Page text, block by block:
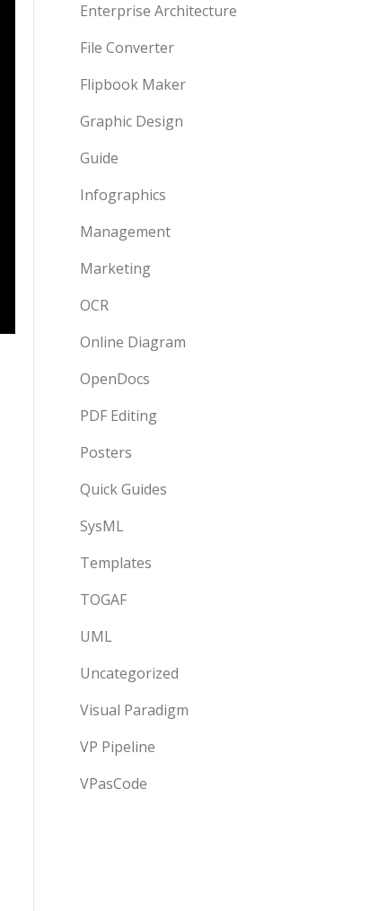
Enterprise Architecture
File Converter
Flipbook Maker
Graphic Design
Guide
Infographics
Management
Marketing
OCR
Online Diagram
OpenDocs
PDF Editing
Posters
Quick Guides
SysML
Templates
TOGAF
UML
Uncategorized
Visual Paradigm
VP Pipeline
VPasCode